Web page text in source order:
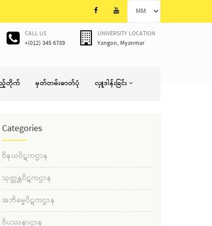
CALL US
+(012) 345 6789
UNIVERSITY LOCATION
Yangon, Myanmar
ည့်တိုက် မှတ်တမ်းဓာတ်ပုံ လှူဒါန်းခြင်း
Categories
ဝိနယပိဋကဌာန
သုတ္တန္တပိဋကဌာန
အဘိဓမ္မပိဋကဌာန
ဝိပဿနာဌာန